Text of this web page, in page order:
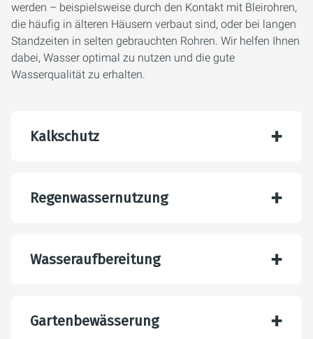
werden – beispielsweise durch den Kontakt mit Bleirohren,
die häufig in älteren Häusern verbaut sind, oder bei langen
Standzeiten in selten gebrauchten Rohren. Wir helfen Ihnen
dabei, Wasser optimal zu nutzen und die gute
Wasserqualität zu erhalten.
Kalkschutz
Regenwassernutzung
Wasseraufbereitung
Gartenbewässerung